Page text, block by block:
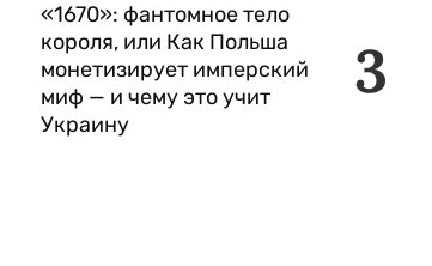
3
«1670»: фантомное тело
короля, или Как Польша
монетизирует имперский
миф — и чему это учит
Украину